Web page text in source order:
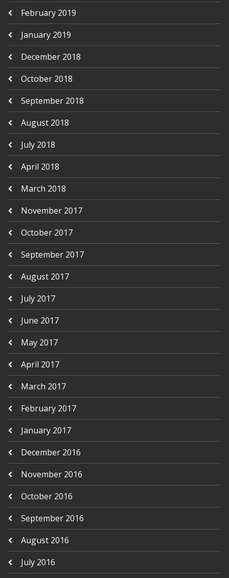
February 2019
January 2019
December 2018
October 2018
September 2018
August 2018
July 2018
April 2018
March 2018
November 2017
October 2017
September 2017
August 2017
July 2017
June 2017
May 2017
April 2017
March 2017
February 2017
January 2017
December 2016
November 2016
October 2016
September 2016
August 2016
July 2016